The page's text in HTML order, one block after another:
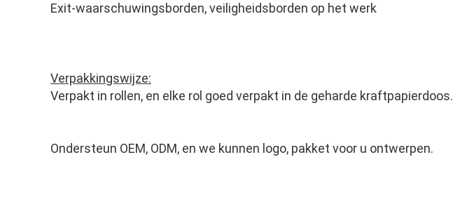
Exit-waarschuwingsborden, veiligheidsborden op het werk
Verpakkingswijze:
Verpakt in rollen, en elke rol goed verpakt in de geharde kraftpapierdoos.
Ondersteun OEM, ODM, en we kunnen logo, pakket voor u ontwerpen.